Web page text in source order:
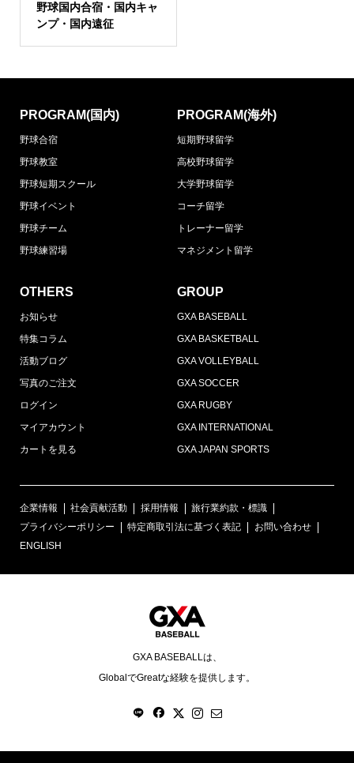
野球国内合宿・国内キャ
ンプ・国内遠征
PROGRAM(国内)
野球合宿
野球教室
野球短期スクール
野球イベント
野球チーム
野球練習場
PROGRAM(海外)
短期野球留学
高校野球留学
大学野球留学
コーチ留学
トレーナー留学
マネジメント留学
OTHERS
お知らせ
特集コラム
活動ブログ
写真のご注文
ログイン
マイアカウント
カートを見る
GROUP
GXA BASEBALL
GXA BASKETBALL
GXA VOLLEYBALL
GXA SOCCER
GXA RUGBY
GXA INTERNATIONAL
GXA JAPAN SPORTS
企業情報 社会貢献活動 採用情報
旅行業約款・標識
プライバシーポリシー
特定商取引法に基づく表記
お問い合わせ
ENGLISH
GXA BASEBALLは、
GlobalでGreatな経験を提供します。